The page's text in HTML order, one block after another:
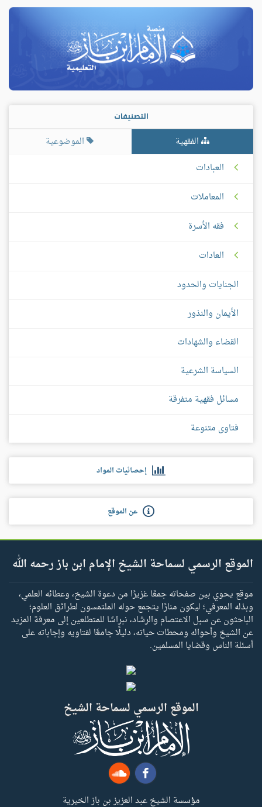
التصنيفات
الفقهية
الموضوعية
العبادات
المعاملات
فقه الأسرة
العادات
الجنايات والحدود
الأيمان والنذور
القضاء والشهادات
السياسة الشرعية
مسائل فقهية متفرقة
فتاوى متنوعة
إحصائيات المواد
عن الموقع
الموقع الرسمي لسماحة الشيخ الإمام ابن باز رحمه الله
موقع يحوي بين صفحاته جمعًا غزيرًا من دعوة الشيخ، وعطائه العلمي،
وبذله المعرفي؛ ليكون منارًا يتجمع حوله الملتمسون لطرائق العلوم؛
الباحثون عن سبل الاعتصام والرشاد، نبراسًا للمتطلعين إلى معرفة المزيد
عن الشيخ وأحواله ومحطات حياته، دليلًا جامعًا لفتاويه وإجاباته على
أسئلة الناس وقضايا المسلمين.
الموقع الرسمي لسماحة الشيخ
مؤسسة الشيخ عبد العزيز بن باز الخيرية